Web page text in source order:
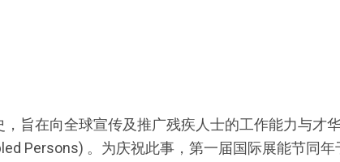
旨在向全球宣传及推广残疾人士的工作能力与才
Persons) 。为庆祝此事，第一届国际展能节同